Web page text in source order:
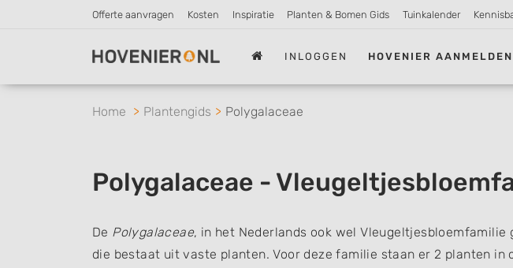
Offerte aanvragen Kosten Inspiratie Planten & Bomen Gids Tuinkalender
INLOGGEN HOVENIER AANMELDEN
Home Plantengids Polygalaceae
Polygalaceae -
De Polygalaceae, in het Nederlands ook wel Vleugeltjesbloemfamilie
die bestaat uit vaste planten. Voor deze familie staan er 2 planten in